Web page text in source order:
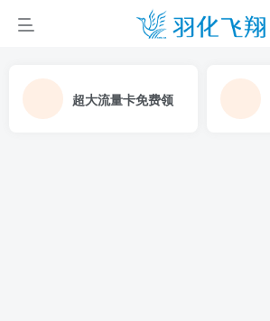
超大流量卡免费领